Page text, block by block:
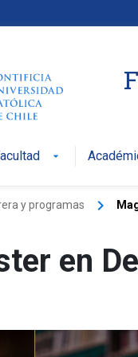
arrow_drop_down
y programas keyboard_arrow_right
en